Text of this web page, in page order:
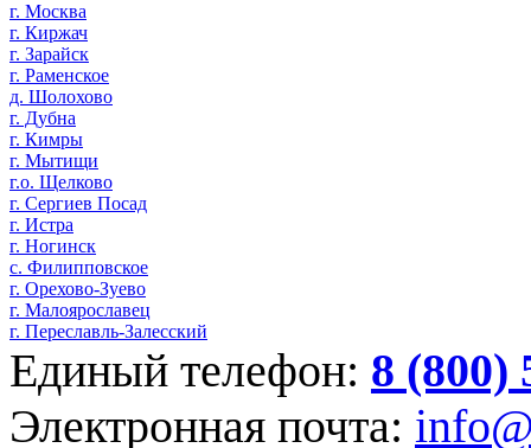
г. Москва
г. Киржач
г. Зарайск
г. Раменское
д. Шолохово
г. Дубна
г. Кимры
г. Мытищи
г.о. Щелково
г. Сергиев Посад
г. Истра
г. Ногинск
с. Филипповское
г. Орехово-Зуево
г. Малоярославец
г. Переславль-Залесский
Единый телефон: 8 (800)
Электронная почта: